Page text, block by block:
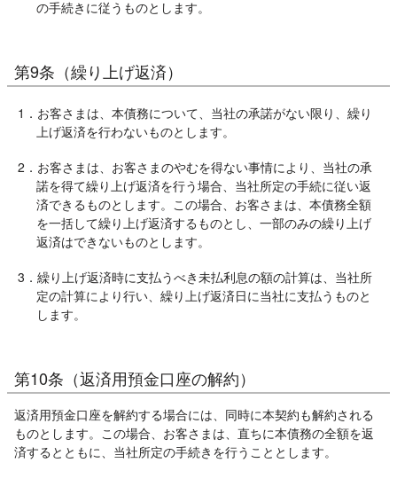
の手続きに従うものとします。
第9条（繰り上げ返済）
1．お客さまは、本債務について、当社の承諾がない限り、繰り
上げ返済を行わないものとします。
2．お客さまは、お客さまのやむを得ない事情により、当社の承
諾を得て繰り上げ返済を行う場合、当社所定の手続に従い返
済できるものとします。この場合、お客さまは、本債務全額
を一括して繰り上げ返済するものとし、一部のみの繰り上げ
返済はできないものとします。
3．繰り上げ返済時に支払うべき未払利息の額の計算は、当社所
定の計算により行い、繰り上げ返済日に当社に支払うものと
します。
第10条（返済用預金口座の解約）
返済用預金口座を解約する場合には、同時に本契約も解約される
ものとします。この場合、お客さまは、直ちに本債務の全額を返
済するとともに、当社所定の手続きを行うこととします。